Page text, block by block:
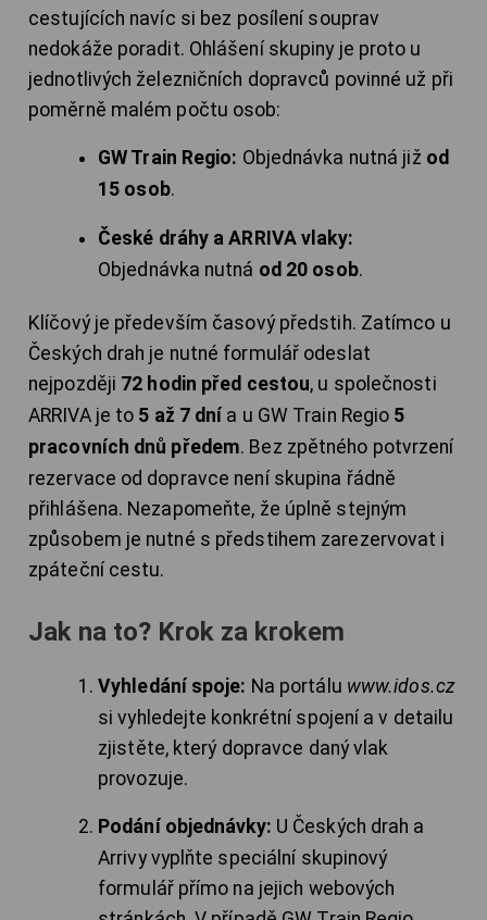
cestujících navíc si bez posílení souprav
nedokáže poradit. Ohlášení skupiny je proto u
jednotlivých železničních dopravců povinné už při
poměrně malém počtu osob:
GW Train Regio: Objednávka nutná již od
15 osob.
České dráhy a ARRIVA vlaky:
Objednávka nutná od 20 osob.
Klíčový je především časový předstih. Zatímco u
Českých drah je nutné formulář odeslat
nejpozději 72 hodin před cestou, u společnosti
ARRIVA je to 5 až 7 dní a u GW Train Regio 5
pracovních dnů předem. Bez zpětného potvrzení
rezervace od dopravce není skupina řádně
přihlášena. Nezapomeňte, že úplně stejným
způsobem je nutné s předstihem zarezervovat i
zpáteční cestu.
Jak na to? Krok za krokem
Vyhledání spoje: Na portálu www.idos.cz
si vyhledejte konkrétní spojení a v detailu
zjistěte, který dopravce daný vlak
provozuje.
Podání objednávky: U Českých drah a
Arrivy vyplňte speciální skupinový
formulář přímo na jejich webových